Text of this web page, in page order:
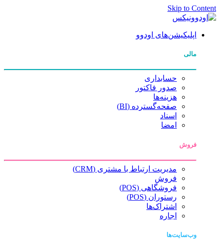
Skip to Content
اپلیکیشن‌های اودوو
مالی
حسابداری
صدور فاکتور
هزینه‌ها
صفحه‌گسترده (BI)
اسناد
امضا
فروش
مدیریت ارتباط با مشتری (CRM)
فروش
فروشگاهی (POS)
رستوران (POS)
اشتراک‌ها
اجاره
وب‌سایت‌ها